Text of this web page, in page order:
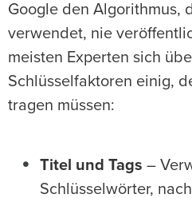
Google den Algorithmus,
verwendet, nie
meisten Experten sich
Schlüsselfaktoren einig,
tragen müssen:
Titel und Tags –
Schlüsselwörter,